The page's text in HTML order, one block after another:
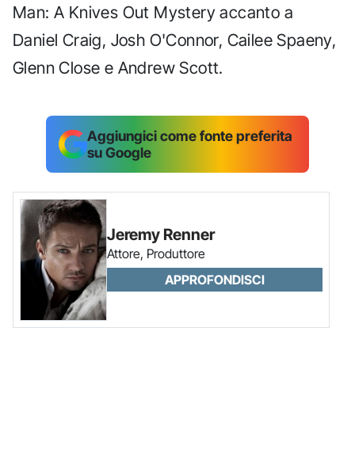
Man: A Knives Out Mystery accanto a
Daniel Craig, Josh O'Connor, Cailee Spaeny,
Glenn Close e Andrew Scott.
Aggiungici come fonte preferita
su Google
Jeremy Renner
Attore, Produttore
APPROFONDISCI